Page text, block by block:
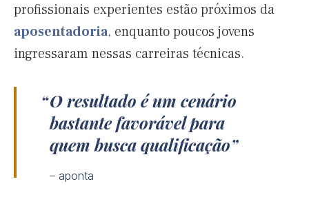
profissionais experientes estão próximos da
aposentadoria, enquanto poucos jovens
ingressaram nessas carreiras técnicas.
O resultado é um cenário
bastante favorável para
quem busca qualificação
– aponta